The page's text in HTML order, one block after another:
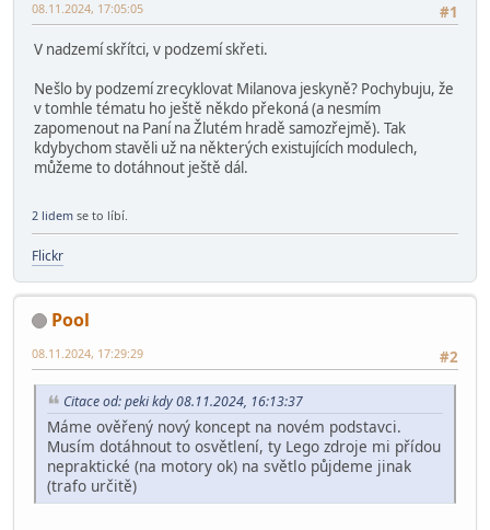
#1
08.11.2024, 17:05:05
V nadzemí skřítci, v podzemí skřeti.
Nešlo by podzemí zrecyklovat Milanova jeskyně? Pochybuju, že
v tomhle tématu ho ještě někdo překoná (a nesmím
zapomenout na Paní na Žlutém hradě samozřejmě). Tak
kdybychom stavěli už na některých existujících modulech,
můžeme to dotáhnout ještě dál.
2 lidem se to líbí.
Flickr
Pool
#2
08.11.2024, 17:29:29
Citace od: peki kdy 08.11.2024, 16:13:37
Máme ověřený nový koncept na novém podstavci.
Musím dotáhnout to osvětlení, ty Lego zdroje mi přídou
nepraktické (na motory ok) na světlo půjdeme jinak
(trafo určitě)